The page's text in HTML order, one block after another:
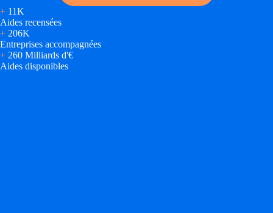
+ 11K
Aides recensées
+ 206K
Entreprises accompagnées
+ 260 Milliards d'€
Aides disponibles